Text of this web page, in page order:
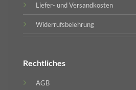
Liefer- und Versandkosten
Widerrufsbelehrung
Rechtliches
AGB